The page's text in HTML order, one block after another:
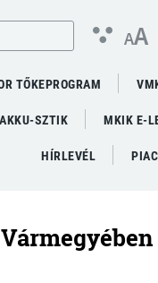
AA
TŐKEPROGRAM
SZTIK MKIK E-
HÍRLEVÉL